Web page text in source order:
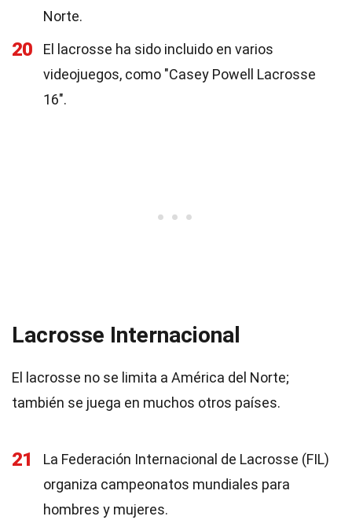
Norte.
20
El lacrosse ha sido incluido en varios
videojuegos, como "Casey Powell Lacrosse
16".
Lacrosse Internacional
El lacrosse no se limita a América del Norte;
también se juega en muchos otros países.
21
La Federación Internacional de Lacrosse (FIL)
organiza campeonatos mundiales para
hombres y mujeres.